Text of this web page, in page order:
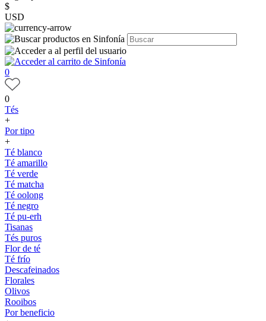
$
USD
0
0
Tés
+
Por tipo
+
Té blanco
Té amarillo
Té verde
Té matcha
Té oolong
Té negro
Té pu-erh
Tisanas
Tés puros
Flor de té
Té frío
Descafeinados
Florales
Olivos
Rooibos
Por beneficio